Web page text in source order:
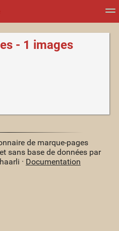
Quotidien Flux
- 1 images
de marque-pages
sans base de données par
· Documentation